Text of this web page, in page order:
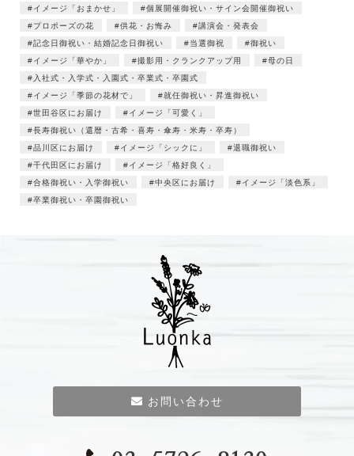
イメージ「おまかせ」
個展開催御祝い・サイン会開催御祝い
プロポーズの花
供花・お悔み
講演会・発表会
記念日御祝い・結婚記念日御祝い
当選御祝
御祝い
イメージ「華やか」
撮影用・クランクアップ用
母の日
入社式・入学式・入園式・卒業式・卒園式
イメージ「季節の花材で」
就任御祝い・昇進御祝い
世田谷区にお届け
イメージ「可愛く」
長寿御祝い（還暦・古希・喜寿・傘寿・米寿・卒寿）
品川区にお届け
イメージ「シックに」
退職御祝い
千代田区にお届け
イメージ「格好良く」
合格御祝い・入学御祝い
中央区にお届け
イメージ「淡色系」
卒業御祝い・卒園御祝い
お問い合わせ